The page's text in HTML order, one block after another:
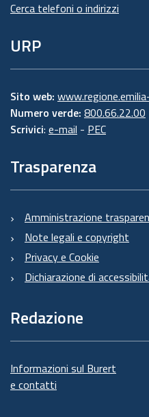
Cerca telefoni o indirizzi
URP
Sito web:
Numero verde: 800.66.22.00
Scrivici: e-mail - PEC
Trasparenza
Amministrazione
Note legali e copyright
Privacy e Cookie
Dichiarazione di
Redazione
Informazioni sul Burert
e contatti